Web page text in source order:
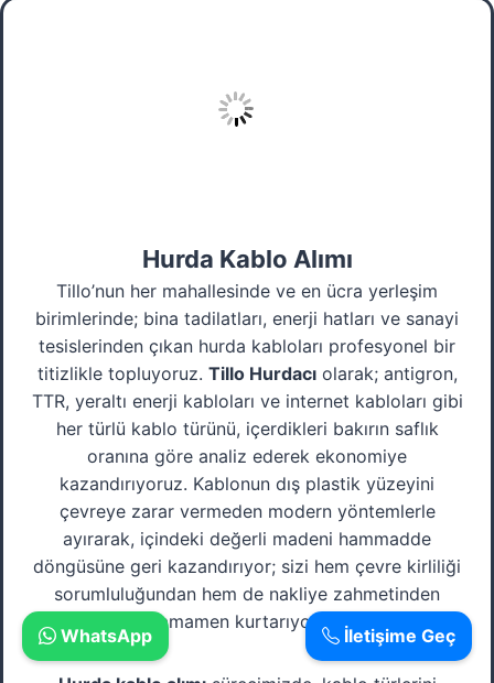
Hurda Kablo Alımı
Tillo’nun her mahallesinde ve en ücra yerleşim
birimlerinde; bina tadilatları, enerji hatları ve sanayi
tesislerinden çıkan hurda kabloları profesyonel bir
titizlikle topluyoruz. Tillo Hurdacıolarak; antigron,
TTR, yeraltı enerji kabloları ve internet kabloları gibi
her türlü kablo türünü, içerdikleri bakırın saflık
oranına göre analiz ederek ekonomiye
kazandırıyoruz. Kablonun dış plastik yüzeyini
çevreye zarar vermeden modern yöntemlerle
ayırarak, içindeki değerli madeni hammadde
döngüsüne geri kazandırıyor; sizi hem çevre kirliliği
sorumluluğundan hem de nakliye zahmetinden
tamamen kurtarıyoruz.
İletişime Geç
WhatsApp